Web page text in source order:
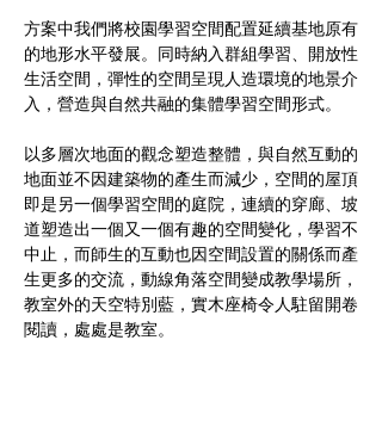
方案中我們將校園學習空間配置延續基地原有
的地形水平發展。同時納入群組學習、開放性
生活空間，彈性的空間呈現人造環境的地景介
入，營造與自然共融的集體學習空間形式。
以多層次地面的觀念塑造整體，與自然互動的
地面並不因建築物的產生而減少，空間的屋頂
即是另一個學習空間的庭院，連續的穿廊、坡
道塑造出一個又一個有趣的空間變化，學習不
中止，而師生的互動也因空間設置的關係而產
生更多的交流，動線角落空間變成教學場所，
教室外的天空特別藍，實木座椅令人駐留開卷
閱讀，處處是教室。